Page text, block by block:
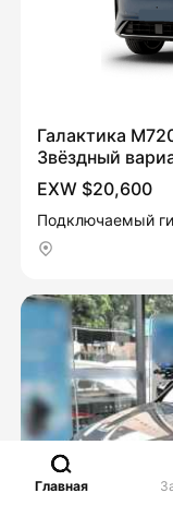
Галактика
Звёздный
EXW $20,600
Подключаемый
Главная